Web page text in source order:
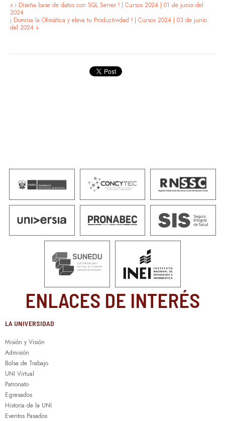
« i Diseña base de datos con SQL Server ! | Cursos 2024 | 01 de junio del
2024
¡ Domina la Ofimática y eleva tu Productividad ! | Cursos 2024 | 03 de junio
del 2024 »
ENLACES DE INTERÉS
LA UNIVERSIDAD
Misión y Visión
Admisión
Bolsa de Trabajo
UNI Virtual
Patronato
Egresados
Historia de la UNI
Eventos Pasados